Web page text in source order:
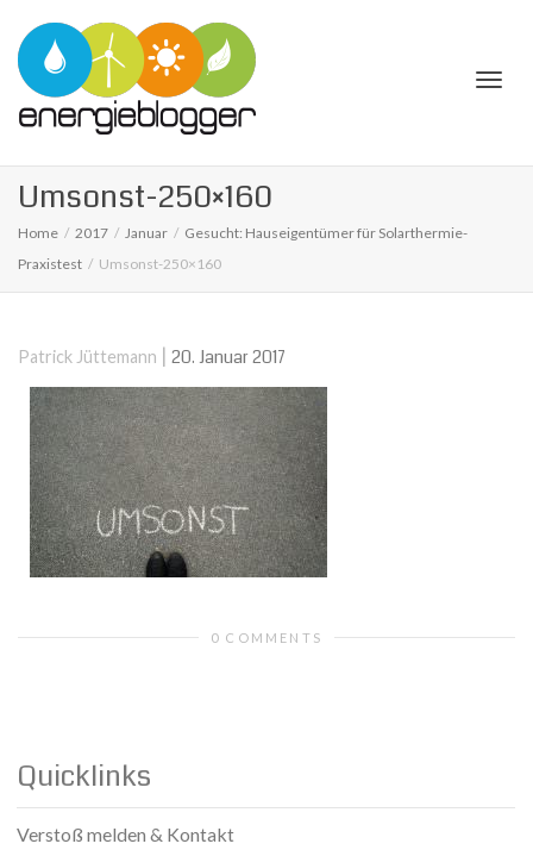
Umsonst-250×160
Home 2017 Januar
Gesucht: Hauseigentümer für Solarthermie-
Praxistest
Umsonst-250×160
Patrick Jüttemann | 20. Januar 2017
0 COMMENTS
Quicklinks
Verstoß melden & Kontakt